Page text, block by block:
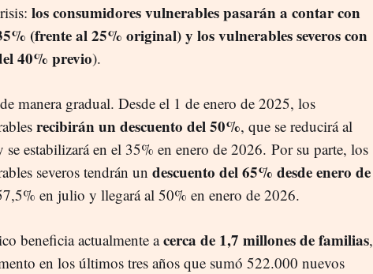
los consumidores vulnerables pasarán a contar con
(frente al 25% original) y los vulnerables severos con
40% previo).
manera gradual. Desde el 1 de enero de 2025, los
recibirán un descuento del 50%, que se reducirá al
estabilizará en el 35% en enero de 2026. Por su parte, los
severos tendrán un descuento del 65% desde enero de
en julio y llegará al 50% en enero de 2026.
beneficia actualmente acerca de 1,7 millones de familias,
en los últimos tres años que sumó 522.000 nuevos